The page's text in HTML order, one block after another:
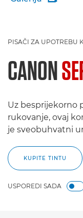
PISAČI ZA UPOTREBU
CANON
Uz besprijekorno
rukovanje, ovaj
je sveobuhvatni
KUPITE TINTU
USPOREDI SADA